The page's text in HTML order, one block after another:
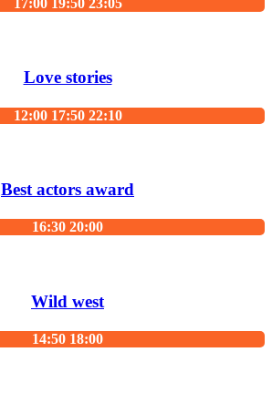
17:00 19:50 23:05
Love stories
12:00 17:50 22:10
Best actors award
16:30 20:00
Wild west
14:50 18:00